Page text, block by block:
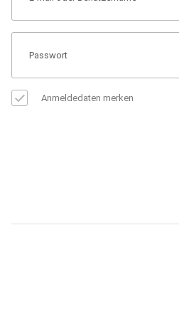
Anmeldedaten merken